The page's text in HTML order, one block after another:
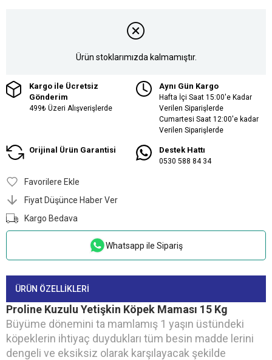
Ürün stoklarımızda kalmamıştır.
Kargo ile Ücretsiz
Gönderim
499₺ Üzeri Alışverişlerde
Aynı Gün Kargo
Hafta İçi Saat 15:00'e Kadar
Verilen Siparişlerde
Cumartesi Saat 12:00'e kadar
Verilen Siparişlerde
Orijinal Ürün Garantisi Destek Hattı
0530 588 84 34
Favorilere Ekle
Fiyat Düşünce Haber Ver
Kargo Bedava
Whatsapp ile Sipariş
ÜRÜN ÖZELLIKLERI
Proline Kuzulu Yetişkin Köpek Maması 15 Kg
Büyüme dönemini ta mamlamış 1 yaşın üstündeki
köpeklerin ihtiyaç duydukları tüm besin madde lerini
dengeli ve eksiksiz olarak karşılayacak şekilde